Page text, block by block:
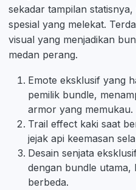
sekadar tampilan
spesial yang melekat.
visual yang menjadikan
medan perang.
Emote eksklusif yang
pemilik bundle,
armor yang memukau.
Trail effect kaki saat
jejak api keemasan
Desain senjata
dengan bundle utama,
berbeda.